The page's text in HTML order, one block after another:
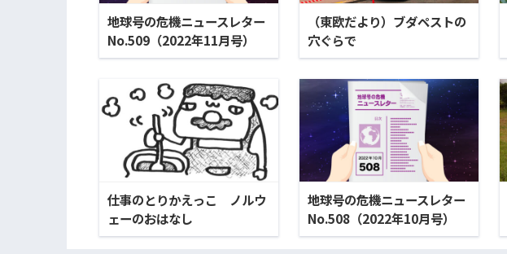
地球号の危機ニュースレター
No.509（2022年11月号）
（東欧だより）ブダペストの
穴ぐらで
仕事のとりかえっこ ノルウ
ェーのおはなし
地球号の危機ニュースレター
No.508（2022年10月号）